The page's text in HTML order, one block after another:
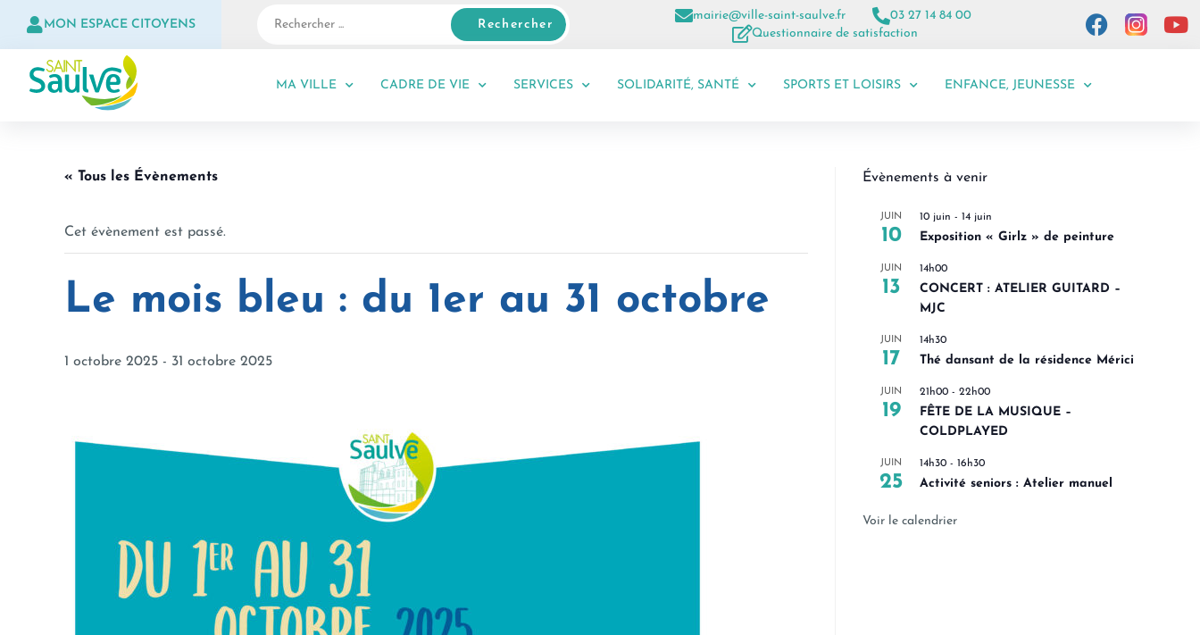
MON ESPACE CITOYENS Rechercher
mairie@ville-saint-saulve.fr
03 27 14 84 00
Questionnaire de satisfaction
MA VILLE CADRE DE VIE SERVICES SOLIDARITÉ, SANTÉ SPORTS ET LOISIRS ENFANCE, JEUNESSE
« Tous les Évènements
Cet évènement est passé.
Le mois bleu : du 1er au 31 octobre
1 octobre 2025 - 31 octobre 2025
Évènements à venir
JUIN
10
10 juin - 14 juin
Exposition « Girlz » de peinture
JUIN
13
14h00
CONCERT : ATELIER GUITARD –
MJC
JUIN
17
14h30
Thé dansant de la résidence Mérici
JUIN
19
21h00 - 22h00
FÊTE DE LA MUSIQUE –
COLDPLAYED
JUIN
25
14h30 - 16h30
Activité seniors : Atelier manuel
Voir le calendrier